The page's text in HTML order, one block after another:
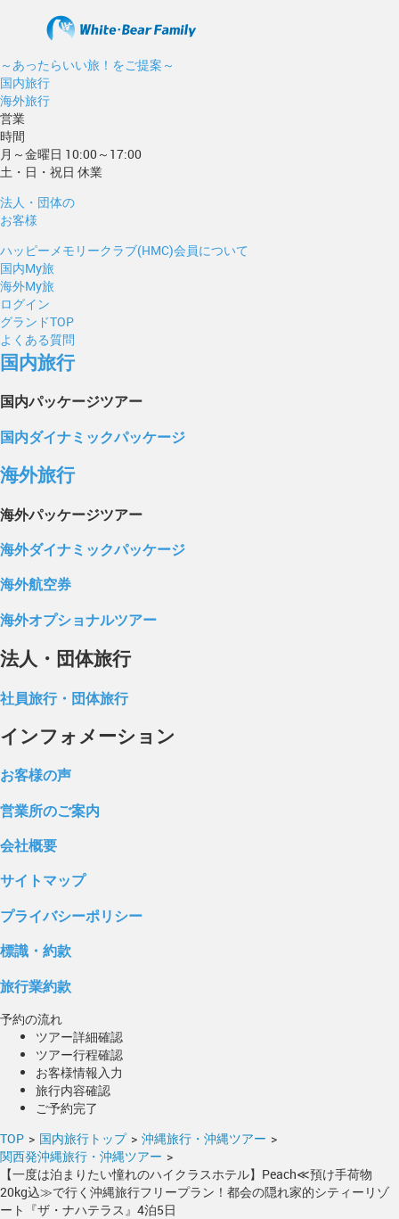
～あったらいい旅！をご提案～
国内旅行
海外旅行
営業
時間
月～金曜日 10:00～17:00
土・日・祝日 休業
法人・団体の
お客様
ハッピーメモリークラブ(HMC)会員について
国内My旅
海外My旅
ログイン
グランドTOP
よくある質問
国内旅行
国内パッケージツアー
国内ダイナミックパッケージ
海外旅行
海外パッケージツアー
海外ダイナミックパッケージ
海外航空券
海外オプショナルツアー
法人・団体旅行
社員旅行・団体旅行
インフォメーション
お客様の声
営業所のご案内
会社概要
サイトマップ
プライバシーポリシー
標識・約款
旅行業約款
予約の流れ
ツアー詳細確認
ツアー行程確認
お客様情報入力
旅行内容確認
ご予約完了
TOP > 国内旅行トップ > 沖縄旅行・沖縄ツアー >
関西発沖縄旅行・沖縄ツアー >
【一度は泊まりたい憧れのハイクラスホテル】Peach≪預け手荷物
20kg込≫で行く沖縄旅行フリープラン！都会の隠れ家的シティーリゾ
ート『ザ・ナハテラス』4泊5日